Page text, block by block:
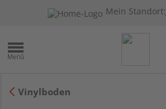
Mein Standort:
Vinylboden